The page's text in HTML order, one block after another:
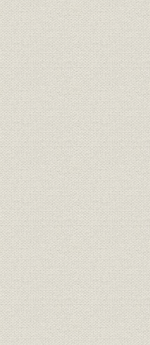
商品;経営
営業;関係会社
広告宣伝
売上
資産
資産;業界